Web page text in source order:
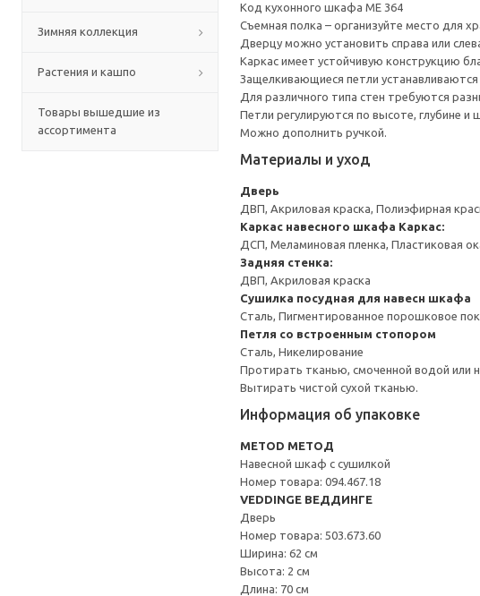
Зимняя коллекция
Растения и кашпо
Товары вышедшие из
ассортимента
Код кухонного шкафа ME 364
Съемная полка – организуйте место для
Дверцу можно установить справа или
Каркас имеет устойчивую конструкцию
Защелкивающиеся петли
Для различного типа стен требуются
Петли регулируются по высоте, глубине и
Можно дополнить ручкой.
Материалы и уход
Дверь
ДВП, Акриловая краска, Полиэфирная
Каркас навесного шкафа Каркас:
ДСП, Меламиновая пленка, Пластиковая
Задняя стенка:
ДВП, Акриловая краска
Сушилка посудная для навесн шкафа
Сталь, Пигментированное порошковое
Петля со встроенным стопором
Сталь, Никелирование
Протирать тканью, смоченной водой
Вытирать чистой сухой тканью.
Информация об упаковке
METOD МЕТОД
Навесной шкаф с сушилкой
Номер товара: 094.467.18
VEDDINGE ВЕДДИНГЕ
Дверь
Номер товара: 503.673.60
Ширина: 62 см
Высота: 2 см
Длина: 70 см